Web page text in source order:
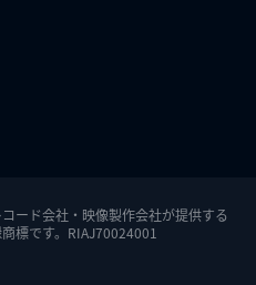
ード会社・映像製作会社が提供する
標です。RIAJ70024001